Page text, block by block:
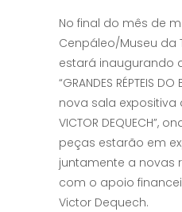
No final do mês de
Cenpáleo/Museu da
estará inaugurando
“GRANDES RÉPTEIS
nova sala expositiva
VICTOR DEQUECH”,
peças estarão em
juntamente a novas
com o apoio
Victor Dequech.